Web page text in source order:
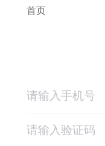
首页